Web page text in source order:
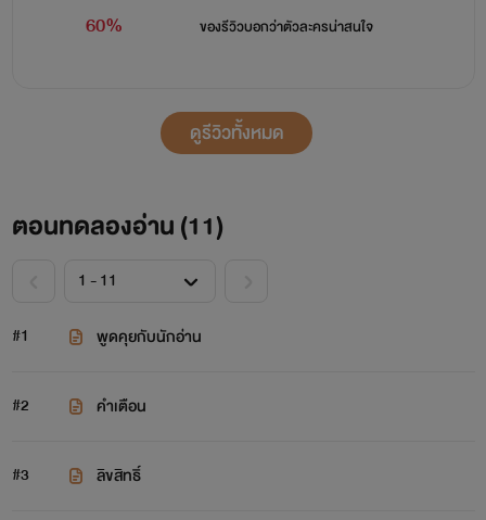
60% ของรีวิวบอกว่าตัวละครน่าสนใจ
ดูรีวิวทั้งหมด
ตอนทดลองอ่าน (11)
#1 พูดคุยกับนักอ่าน
#2 คำเตือน
#3 ลิขสิทธิ์